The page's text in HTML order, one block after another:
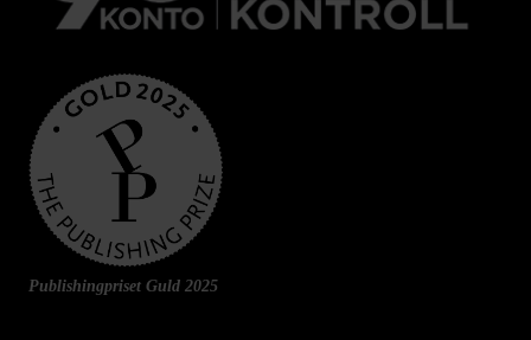
Publishingpriset Guld 2025